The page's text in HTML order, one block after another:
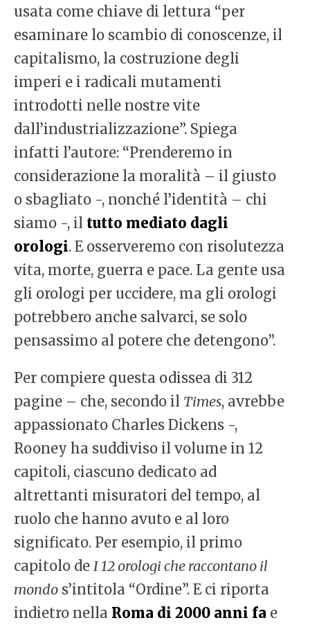
usata come chiave di lettura “per
esaminare lo scambio di conoscenze, il
capitalismo, la costruzione degli
imperi e i radicali mutamenti
introdotti nelle nostre vite
dall’industrializzazione”. Spiega
infatti l’autore: “Prenderemo in
considerazione la moralità – il giusto
o sbagliato -, nonché l’identità – chi
siamo -, il tutto mediato dagli
orologi. E osserveremo con risolutezza
vita, morte, guerra e pace. La gente usa
gli orologi per uccidere, ma gli orologi
potrebbero anche salvarci, se solo
pensassimo al potere che detengono”.
Per compiere questa odissea di 312
pagine – che, secondo il Times, avrebbe
appassionato Charles Dickens -,
Rooney ha suddiviso il volume in 12
capitoli, ciascuno dedicato ad
altrettanti misuratori del tempo, al
ruolo che hanno avuto e al loro
significato. Per esempio, il primo
capitolo de I 12 orologi che raccontano il
mondo s’intitola “Ordine”. E ci riporta
indietro nella Roma di 2000 anni fa e